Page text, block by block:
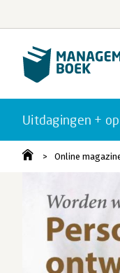
Uitdagingen +
Online